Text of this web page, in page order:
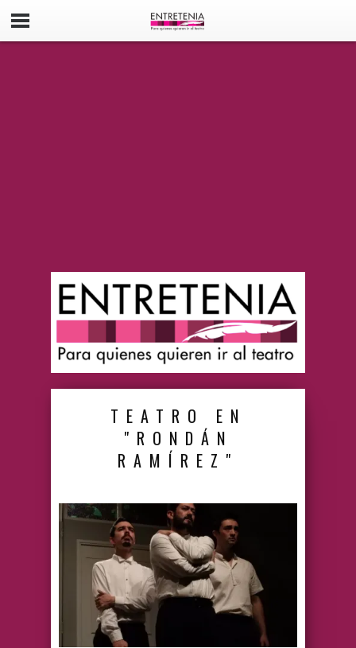
TEATRO EN
"RONDÁN
RAMÍREZ"